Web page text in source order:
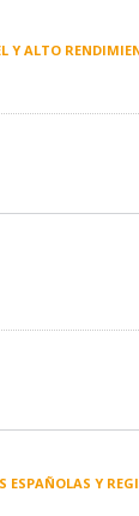
Y ALTO
ESPAÑOLAS Y